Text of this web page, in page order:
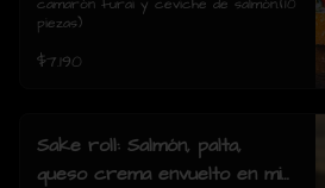
salmón.(10 piezas)
camarón furai y ceviche de salmón.(10
piezas)
$7.190
Sake roll: Salmón, palta,
queso crema envuelto en mix